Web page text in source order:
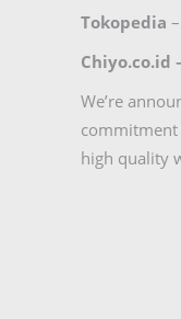
Tokopedia –
Chiyo.co.id
We’re
high quality